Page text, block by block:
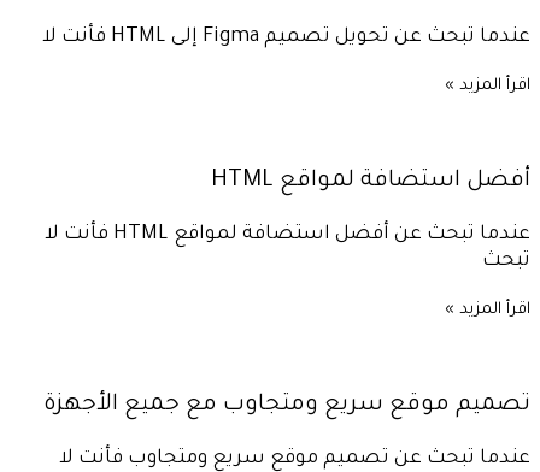
عندما تبحث عن تحويل تصميم Figma إلى HTML فأنت لا
اقرأ المزيد »
أفضل استضافة لمواقع HTML
عندما تبحث عن أفضل استضافة لمواقع HTML فأنت لا
تبحث
اقرأ المزيد »
تصميم موقع سريع ومتجاوب مع جميع الأجهزة
عندما تبحث عن تصميم موقع سريع ومتجاوب فأنت لا